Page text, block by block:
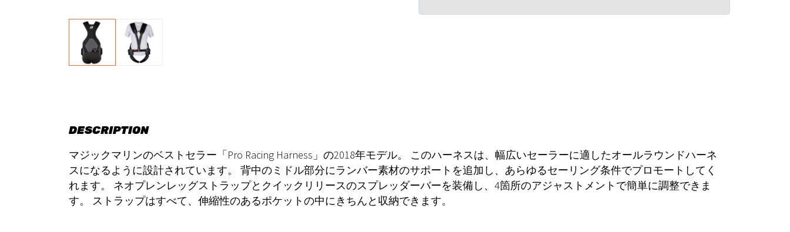
DESCRIPTION
マジックマリンのベストセラー「Pro Racing Harness」の2018年モデル。 このハーネスは、幅広いセーラーに適したオールラウンドハーネ
スになるように設計されています。 背中のミドル部分にランバー素材のサポートを追加し、あらゆるセーリング条件でプロモートしてく
れます。 ネオプレンレッグストラップとクイックリリースのスプレッダーバーを装備し、4箇所のアジャストメントで簡単に調整できま
す。 ストラップはすべて、伸縮性のあるポケットの中にきちんと収納できます。